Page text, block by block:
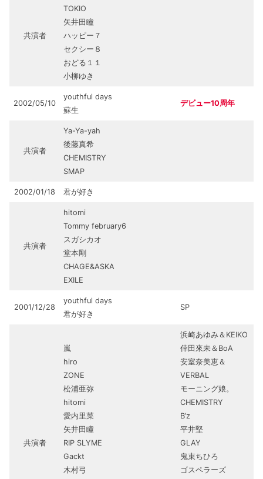
共演者
TOKIO
矢井田瞳
ハッピー７
セクシー８
おどる１１
小柳ゆき
2002/05/10
youthful days
蘇生
デビュー10周年
共演者
Ya-Ya-yah
後藤真希
CHEMISTRY
SMAP
2002/01/18 君が好き
共演者
hitomi
Tommy february6
スガシカオ
堂本剛
CHAGE&ASKA
EXILE
2001/12/28
youthful days
君が好き
SP
共演者
嵐
hiro
ZONE
松浦亜弥
hitomi
愛内里菜
矢井田瞳
RIP SLYME
Gackt
木村弓
浜崎あゆみ＆KEIKO
倖田來未＆BoA
安室奈美恵＆
VERBAL
モーニング娘。
CHEMISTRY
B’z
平井堅
GLAY
鬼束ちひろ
ゴスペラーズ